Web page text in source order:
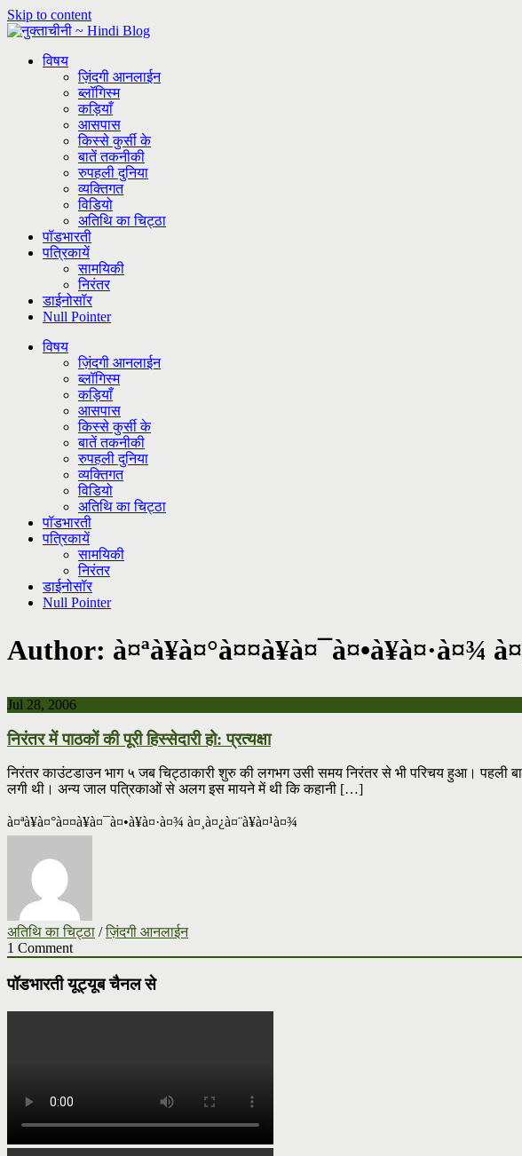
Skip to content
विषय
ज़िंदगी आनलाईन
ब्लॉगिस्म
कड़ियाँ
आसपास
किस्से कुर्सी के
बातें तकनीकी
रुपहली दुनिया
व्यक्तिगत
विडियो
अतिथि का चिट्ठा
पॉडभारती
पत्रिकायें
सामयिकी
निरंतर
डाईनोसॉर
Null Pointer
विषय
ज़िंदगी आनलाईन
ब्लॉगिस्म
कड़ियाँ
आसपास
किस्से कुर्सी के
बातें तकनीकी
रुपहली दुनिया
व्यक्तिगत
विडियो
अतिथि का चिट्ठा
पॉडभारती
पत्रिकायें
सामयिकी
निरंतर
डाईनोसॉर
Null Pointer
Author: à¤ªà¥à¤°à¤¤à¥à¤¯à¤•à¥à¤·à¤¾
Jul 28, 2006
निरंतर में पाठकों की पूरी हिस्सेदारी हो: प्रत्यक्षा
निरंतर काउंटडाउन भाग ५ जब चिट्ठाकारी शुरु की लगभग उसी समय निरंतर से भी परिचय हुआ।
लगी थी। अन्य जाल पत्रिकाओं से अलग इस मायने में थी कि कहानी […]
à¤ªà¥à¤°à¤¤à¥à¤¯à¤•à¥à¤·à¤¾ à¤¸à¤¿à¤¨à¥à¤¹à¤¾
अतिथि का चिट्ठा /ज़िंदगी आनलाईन
1 Comment
पॉडभारती यूट्यूब चैनल से